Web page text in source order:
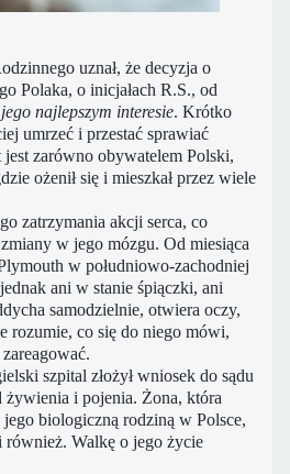
uznał, że decyzja o
Polaka, o inicjałach R.S., od
jego najlepszym interesie. Krótko
umrzeć i przestać sprawiać
jest zarówno obywatelem Polski,
ożenił się i mieszkał przez wiele
zatrzymania akcji serca, co
w jego mózgu. Od miesiąca
w południowo-zachodniej
ani w stanie śpiączki, ani
samodzielnie, otwiera oczy,
rozumie, co się do niego mówi,
szpital złożył wniosek do sądu
żywienia i pojenia. Żona, która
biologiczną rodziną w Polsce,
również. Walkę o jego życie